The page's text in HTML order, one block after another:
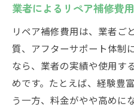
信頼できる補修業
外壁補修の価格相場
外壁補修のリペ
外壁補修の料金
外壁のリペア補
業者によるリペア補修費
リペア補修費用は、業者ご
質、アフターサポート体制
なら、業者の実績や使用す
めです。たとえば、経験豊
う一方、料金がやや高めに